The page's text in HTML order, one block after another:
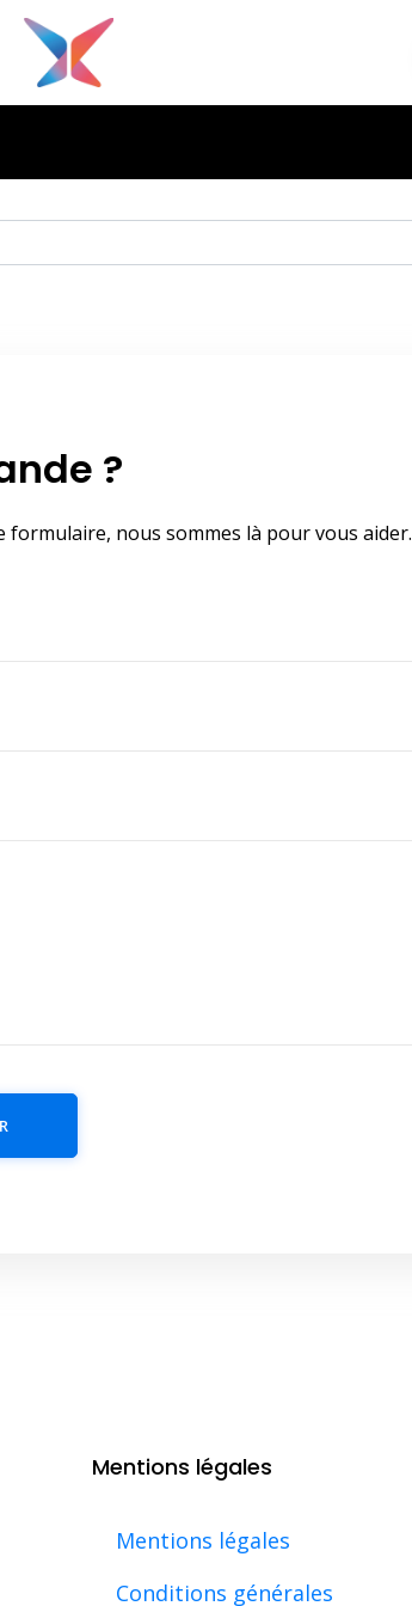
?
nous sommes là pour vous aider.
Mentions légales
Mentions légales
Conditions générales